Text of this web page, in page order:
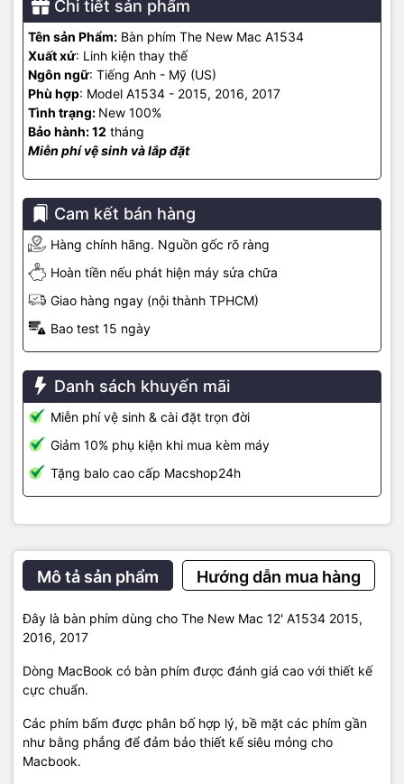
Chi tiết sản phẩm
Tên sản Phẩm: Bàn phím The New Mac A1534
Xuất xứ: Linh kiện thay thế
Ngôn ngữ: Tiếng Anh - Mỹ (US)
Phù hợp: Model A1534 - 2015, 2016, 2017
Tình trạng: New 100%
Bảo hành: 12 tháng
Miễn phí vệ sinh và lắp đặt
Cam kết bán hàng
Hàng chính hãng. Nguồn gốc rõ ràng
Hoàn tiền nếu phát hiện máy sửa chữa
Giao hàng ngay (nội thành TPHCM)
Bao test 15 ngày
Danh sách khuyến mãi
Miễn phí vệ sinh & cài đặt trọn đời
Giảm 10% phụ kiện khi mua kèm máy
Tặng balo cao cấp Macshop24h
Mô tả sản phẩm Hướng dẫn mua hàng
Đây là bàn phím dùng cho The New Mac 12' A1534 2015,
2016, 2017
Dòng MacBook có bàn phím được đánh giá cao với thiết kế
cực chuẩn.
Các phím bấm được phân bố hợp lý, bề mặt các phím gần
như bằng phẳng để đảm bảo thiết kế siêu mỏng cho
Macbook.